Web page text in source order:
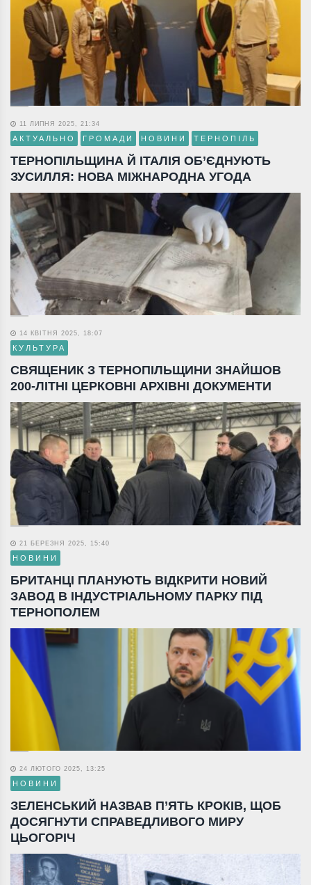
11 ЛИПНЯ 2025, 21:34
АКТУАЛЬНО ГРОМАДИ НОВИНИ ТЕРНОПІЛЬ
ТЕРНОПІЛЬЩИНА Й ІТАЛІЯ ОБ’ЄДНУЮТЬ
ЗУСИЛЛЯ: НОВА МІЖНАРОДНА УГОДА
14 КВІТНЯ 2025, 18:07
КУЛЬТУРА
СВЯЩЕНИК З ТЕРНОПІЛЬЩИНИ ЗНАЙШОВ
200-ЛІТНІ ЦЕРКОВНІ АРХІВНІ ДОКУМЕНТИ
21 БЕРЕЗНЯ 2025, 15:40
НОВИНИ
БРИТАНЦІ ПЛАНУЮТЬ ВІДКРИТИ НОВИЙ
ЗАВОД В ІНДУСТРІАЛЬНОМУ ПАРКУ ПІД
ТЕРНОПОЛЕМ
24 ЛЮТОГО 2025, 13:25
НОВИНИ
ЗЕЛЕНСЬКИЙ НАЗВАВ П’ЯТЬ КРОКІВ, ЩОБ
ДОСЯГНУТИ СПРАВЕДЛИВОГО МИРУ
ЦЬОГОРІЧ